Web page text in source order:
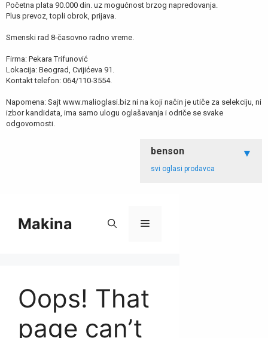
Početna plata 90.000 din. uz mogućnost brzog napredovanja.
Plus prevoz, topli obrok, prijava.
Smenski rad 8-časovno radno vreme.
Firma: Pekara Trifunović
Lokacija: Beograd, Cvijićeva 91.
Kontakt telefon: 064/110-3554.
Napomena: Sajt www.malioglasi.biz ni na koji način je utiče za selekciju, ni
izbor kandidata, ima samo ulogu oglašavanja i odriče se svake
odgovornosti.
benson
svi oglasi prodavca